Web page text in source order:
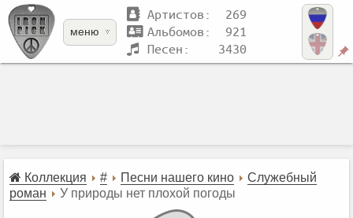
меню
Артистов: 269
Альбомов: 921
Песен: 3430
Коллекция # Песни нашего кино
Служебный
роман
У природы нет плохой погоды